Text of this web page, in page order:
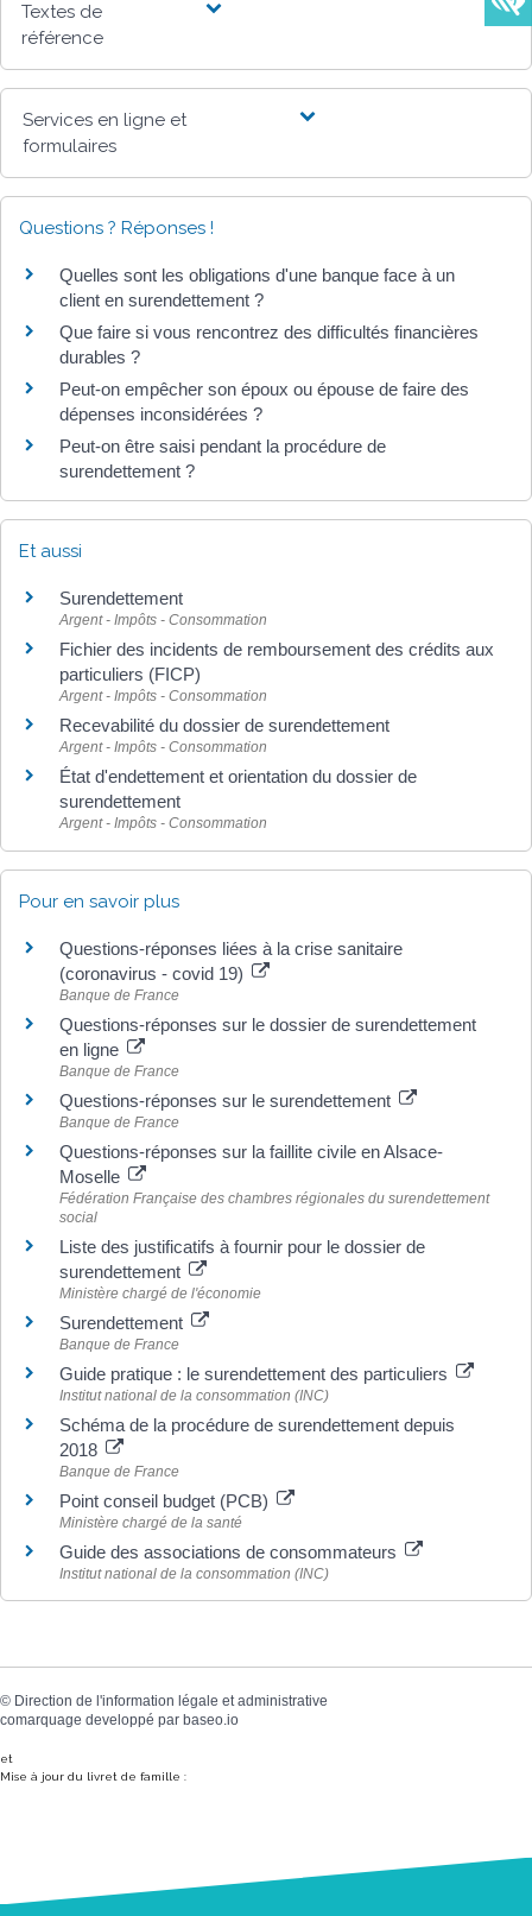
Textes de
référence
Services en ligne et
formulaires
Questions ? Réponses !
Quelles sont les obligations d'une banque face à un
client en surendettement ?
Que faire si vous rencontrez des difficultés financières
durables ?
Peut-on empêcher son époux ou épouse de faire des
dépenses inconsidérées ?
Peut-on être saisi pendant la procédure de
surendettement ?
Et aussi
Surendettement
Argent - Impôts - Consommation
Fichier des incidents de remboursement des crédits aux
particuliers (FICP)
Argent - Impôts - Consommation
Recevabilité du dossier de surendettement
Argent - Impôts - Consommation
État d'endettement et orientation du dossier de
surendettement
Argent - Impôts - Consommation
Pour en savoir plus
Questions-réponses liées à la crise sanitaire
(coronavirus - covid 19)
Banque de France
Questions-réponses sur le dossier de surendettement
en ligne
Banque de France
Questions-réponses sur le surendettement
Banque de France
Questions-réponses sur la faillite civile en Alsace-
Moselle
Fédération Française des chambres régionales du surendettement
social
Liste des justificatifs à fournir pour le dossier de
surendettement
Ministère chargé de l'économie
Surendettement
Banque de France
Guide pratique : le surendettement des particuliers
Institut national de la consommation (INC)
Schéma de la procédure de surendettement depuis
2018
Banque de France
Point conseil budget (PCB)
Ministère chargé de la santé
Guide des associations de consommateurs
Institut national de la consommation (INC)
© Direction de l'information légale et administrative
comarquage developpé par baseo.io
et
Mise à jour du livret de famille :